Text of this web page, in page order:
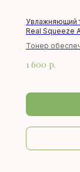
Увлажняющий
Real Squeeze
Тонер
обезвоженной
1 600 р.
МАСКИ
ТКАНЕВЫЕ МАСКИ
ОЧИЩЕНИЕ
Пилинг
Скраб
Пенка
УХОД ЗА ТЕЛОМ